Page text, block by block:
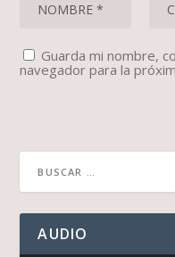
Guarda mi nombre,
navegador para la
AUDIO